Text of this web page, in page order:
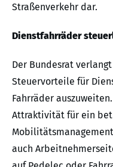
Straßenverkehr dar.
Dienstfahrräder
Der Bundesrat
Steuervorteile für
Fahrräder
Attraktivität für ein
auch